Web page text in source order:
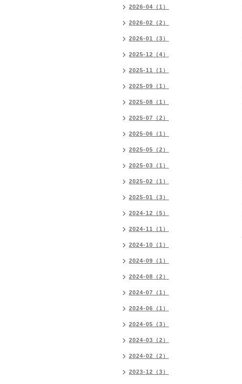
2026-04（1）
2026-02（2）
2026-01（3）
2025-12（4）
2025-11（1）
2025-09（1）
2025-08（1）
2025-07（2）
2025-06（1）
2025-05（2）
2025-03（1）
2025-02（1）
2025-01（3）
2024-12（5）
2024-11（1）
2024-10（1）
2024-09（1）
2024-08（2）
2024-07（1）
2024-06（1）
2024-05（3）
2024-03（2）
2024-02（2）
2023-12（3）